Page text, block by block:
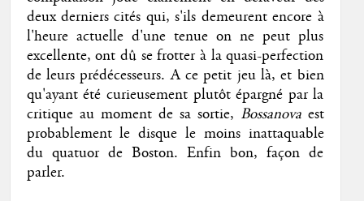
deux derniers cités qui, s'ils demeurent encore à
l'heure actuelle d'une tenue on ne peut plus
excellente, ont dû se frotter à la quasi-perfection
de leurs prédécesseurs. A ce petit jeu là, et bien
qu'ayant été curieusement plutôt épargné par la
critique au moment de sa sortie, Bossanovaest
probablement le disque le moins inattaquable
du quatuor de Boston. Enfin bon, façon de
parler.